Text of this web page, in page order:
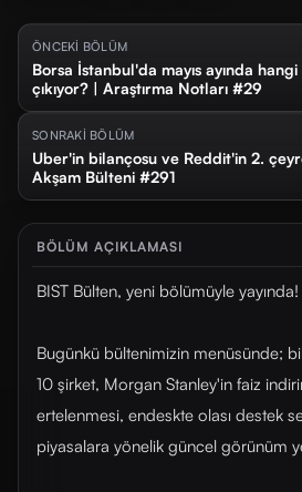
ÖNCEKİ BÖLÜM
Borsa İstanbul'da mayıs ayında
çıkıyor? | Araştırma Notları #29
SONRAKİ BÖLÜM
Uber'in bilançosu ve Reddit'in 2.
Akşam Bülteni #291
BÖLÜM AÇIKLAMASI
BIST Bülten, yeni bölümüyle yayında!
Bugünkü bültenimizin menüsünde;
10 şirket, Morgan Stanley'in faiz
ertelenmesi, endeskte olası destek
piyasalara yönelik güncel görünüm